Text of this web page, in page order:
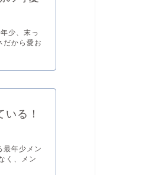
少、末っ
だから愛お
る！
最年少メン
く、メン